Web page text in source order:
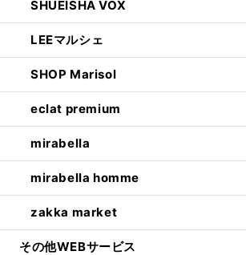
SHUEISHA VOX
LEEマルシェ
SHOP Marisol
eclat premium
mirabella
mirabella homme
zakka market
その他WEBサービス